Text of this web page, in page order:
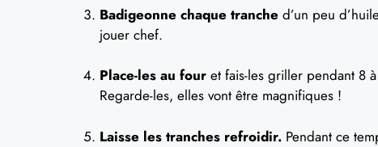
Badigeonne chaque tranche d’un peu
jouer chef.
Place-les au four et fais-les griller pendant 8
Regarde-les, elles vont être magnifiques !
Laisse les tranches refroidir. Pendant ce